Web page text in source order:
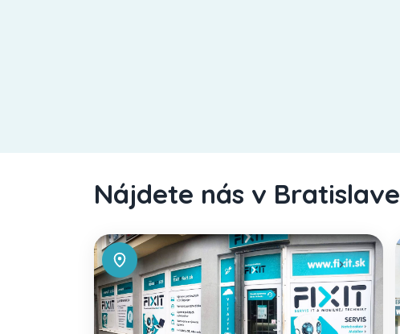
Nájdete nás v Bratislave